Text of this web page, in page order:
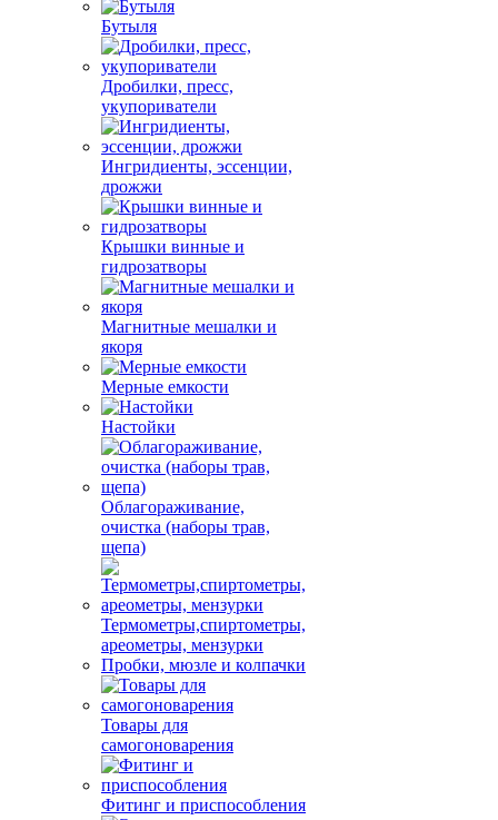
Бутыля
Дробилки, пресс,
укупориватели
Ингридиенты, эссенции,
дрожжи
Крышки винные и
гидрозатворы
Магнитные мешалки и
якоря
Мерные емкости
Настойки
Облагораживание,
очистка (наборы трав,
щепа)
Термометры,спиртометры,
ареометры, мензурки
Пробки, мюзле и колпачки
Товары для
самогоноварения
Фитинг и приспособления